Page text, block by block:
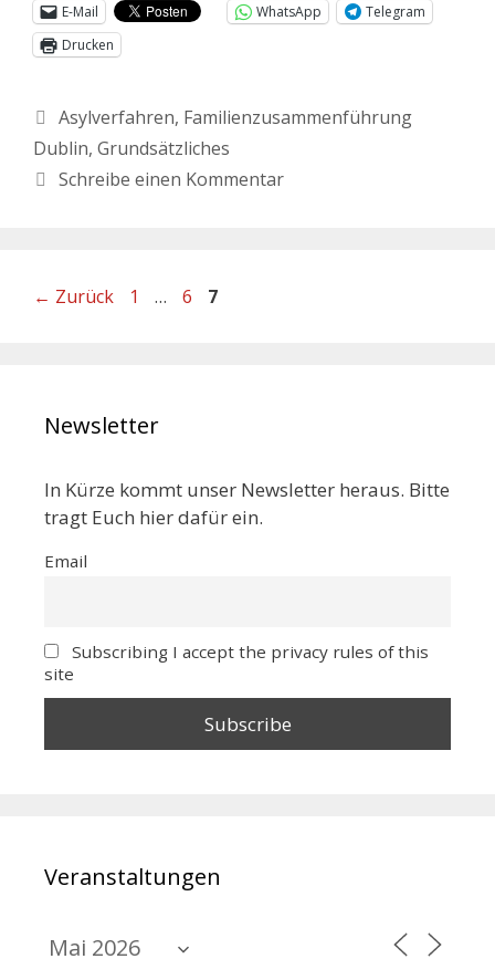
E-Mail
WhatsApp
Telegram
Drucken
Asylverfahren, Familienzusammenführung
Dublin, Grundsätzliches
Schreibe einen Kommentar
← Zurück 1 … 6 7
Newsletter
In Kürze kommt unser Newsletter heraus. Bitte
tragt Euch hier dafür ein.
Email
Subscribing I accept the privacy rules of this
site
Veranstaltungen